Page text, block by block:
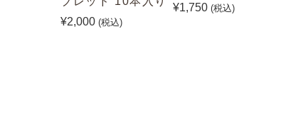
¥2,000 (税込)
¥1,750 (税込)